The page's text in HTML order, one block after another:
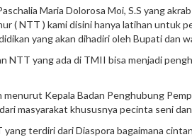
Maria Dolorosa Moi, S.S yang
( NTT ) kami disini hanya latihan untuk
yang akan dihadiri oleh Bupati dan
NTT yang ada di TMII bisa menjadi
Kepala Badan Penghubung
masyarakat khususnya pecinta seni
terdiri dari Diaspora bagaimana